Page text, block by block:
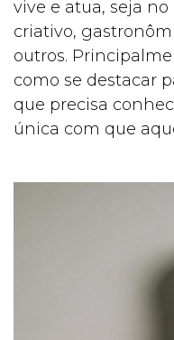
vive e atua, seja
criativo,
outros.
como se destacar
que precisa
única com que